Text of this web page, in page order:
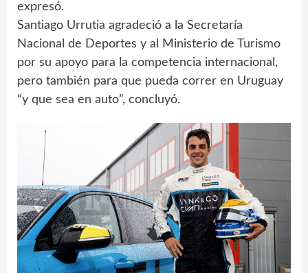
expresó.
Santiago Urrutia agradeció a la Secretaría
Nacional de Deportes y al Ministerio de Turismo
por su apoyo para la competencia internacional,
pero también para que pueda correr en Uruguay
“y que sea en auto”, concluyó.